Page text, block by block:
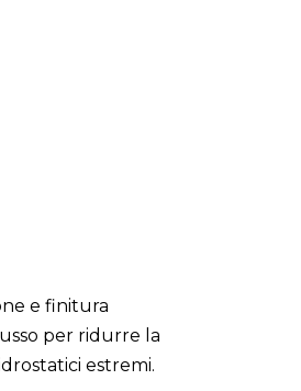
e finitura
per ridurre la
estremi.